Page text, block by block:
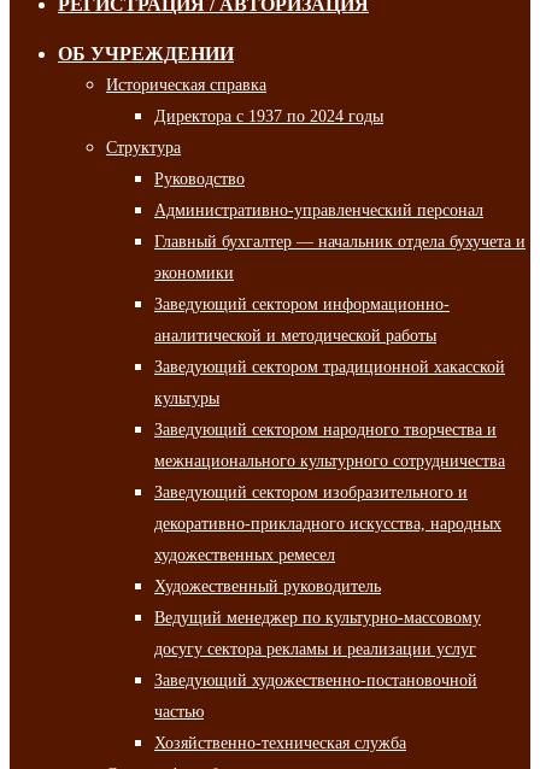
РЕГИСТРАЦИЯ / АВТОРИЗАЦИЯ
ОБ УЧРЕЖДЕНИИ
Историческая справка
Директора с 1937 по 2024 годы
Структура
Руководство
Административно-управленческий персонал
Главный бухгалтер — начальник отдела бухучета и
экономики
Заведующий сектором информационно-
аналитической и методической работы
Заведующий сектором традиционной хакасской
культуры
Заведующий сектором народного творчества и
межнационального культурного сотрудничества
Заведующий сектором изобразительного и
декоративно-прикладного искусства, народных
художественных ремесел
Художественный руководитель
Ведущий менеджер по культурно-массовому
досугу сектора рекламы и реализации услуг
Заведующий художественно-постановочной
частью
Хозяйственно-техническая служба